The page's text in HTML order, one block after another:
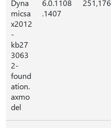
Dyna
micsa
x2012
-
kb27
3063
2-
found
ation.
axmo
del
6.0.1108
.1407
251,176